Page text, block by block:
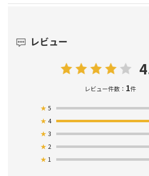
レビュー
レビュー件数： 1件
★5
★4
★3
★ 2
★ 1